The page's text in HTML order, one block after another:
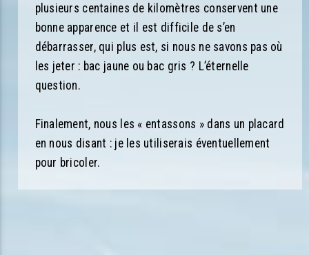
plusieurs centaines de kilomètres conservent une
bonne apparence et il est difficile de s’en
débarrasser, qui plus est, si nous ne savons pas où
les jeter : bac jaune ou bac gris ? L’éternelle
question.
Finalement, nous les « entassons » dans un placard
en nous disant : je les utiliserais éventuellement
pour bricoler.